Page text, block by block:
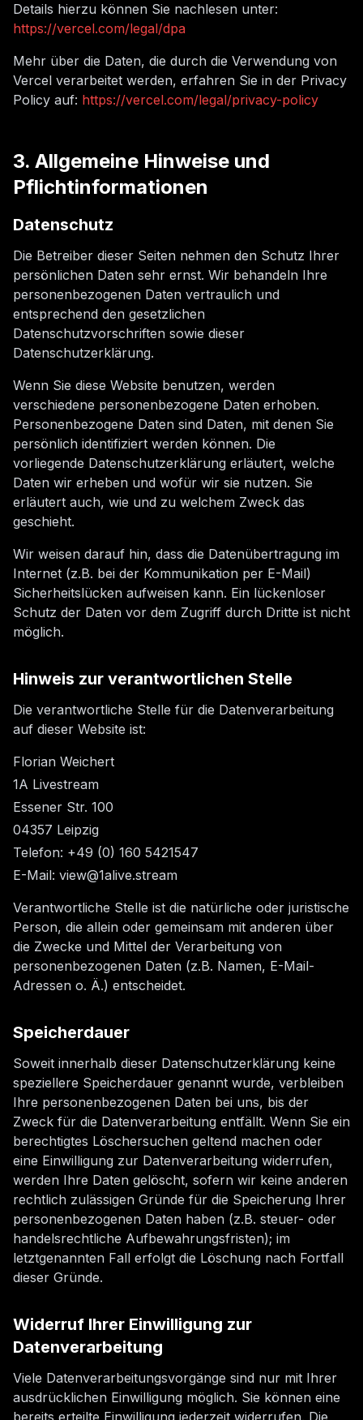
Details hierzu können Sie nachlesen unter:
https://vercel.com/legal/dpa
Mehr über die Daten, die durch die Verwendung von
Vercel verarbeitet werden, erfahren Sie in der Privacy
Policy auf: https://vercel.com/legal/privacy-policy
3. Allgemeine Hinweise und
Pflichtinformationen
Datenschutz
Die Betreiber dieser Seiten nehmen den Schutz Ihrer
persönlichen Daten sehr ernst. Wir behandeln Ihre
personenbezogenen Daten vertraulich und
entsprechend den gesetzlichen
Datenschutzvorschriften sowie dieser
Datenschutzerklärung.
Wenn Sie diese Website benutzen, werden
verschiedene personenbezogene Daten erhoben.
Personenbezogene Daten sind Daten, mit denen Sie
persönlich identifiziert werden können. Die
vorliegende Datenschutzerklärung erläutert, welche
Daten wir erheben und wofür wir sie nutzen. Sie
erläutert auch, wie und zu welchem Zweck das
geschieht.
Wir weisen darauf hin, dass die Datenübertragung im
Internet (z.B. bei der Kommunikation per E-Mail)
Sicherheitslücken aufweisen kann. Ein lückenloser
Schutz der Daten vor dem Zugriff durch Dritte ist nicht
möglich.
Hinweis zur verantwortlichen Stelle
Die verantwortliche Stelle für die Datenverarbeitung
auf dieser Website ist:
Florian Weichert
1A Livestream
Essener Str. 100
04357 Leipzig
Telefon: +49 (0) 160 5421547
E-Mail: view@1alive.stream
Verantwortliche Stelle ist die natürliche oder juristische
Person, die allein oder gemeinsam mit anderen über
die Zwecke und Mittel der Verarbeitung von
personenbezogenen Daten (z.B. Namen, E-Mail-
Adressen o. Ä.) entscheidet.
Speicherdauer
Soweit innerhalb dieser Datenschutzerklärung keine
speziellere Speicherdauer genannt wurde, verbleiben
Ihre personenbezogenen Daten bei uns, bis der
Zweck für die Datenverarbeitung entfällt. Wenn Sie ein
berechtigtes Löschersuchen geltend machen oder
eine Einwilligung zur Datenverarbeitung widerrufen,
werden Ihre Daten gelöscht, sofern wir keine anderen
rechtlich zulässigen Gründe für die Speicherung Ihrer
personenbezogenen Daten haben (z.B. steuer- oder
handelsrechtliche Aufbewahrungsfristen); im
letztgenannten Fall erfolgt die Löschung nach Fortfall
dieser Gründe.
Widerruf Ihrer Einwilligung zur
Datenverarbeitung
Viele Datenverarbeitungsvorgänge sind nur mit Ihrer
ausdrücklichen Einwilligung möglich. Sie können eine
bereits erteilte Einwilligung jederzeit widerrufen. Die